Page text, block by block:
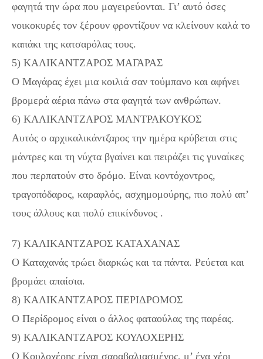
φαγητά την ώρα που μαγειρεύονται. Γι’ αυτό όσες
νοικοκυρές τον ξέρουν φροντίζουν να κλείνουν καλά το
καπάκι της κατσαρόλας τους.
5) ΚΑΛΙΚΑΝΤΖΑΡΟΣ ΜΑΓΑΡΑΣ
Ο Μαγάρας έχει μια κοιλιά σαν τούμπανο και αφήνει
βρομερά αέρια πάνω στα φαγητά των ανθρώπων.
6) ΚΑΛΙΚΑΝΤΖΑΡΟΣ ΜΑΝΤΡΑΚΟΥΚΟΣ
Αυτός ο αρχικαλικάντζαρος την ημέρα κρύβεται στις
μάντρες και τη νύχτα βγαίνει και πειράζει τις γυναίκες
που περπατούν στο δρόμο. Είναι κοντόχοντρος,
τραγοπόδαρος, καραφλός, ασχημομούρης, πιο πολύ απ’
τους άλλους και πολύ επικίνδυνος .
7) ΚΑΛΙΚΑΝΤΖΑΡΟΣ ΚΑΤΑΧΑΝΑΣ
Ο Καταχανάς τρώει διαρκώς και τα πάντα. Ρεύεται και
βρομάει απαίσια.
8) ΚΑΛΙΚΑΝΤΖΑΡΟΣ ΠΕΡΙΔΡΟΜΟΣ
Ο Περίδρομος είναι ο άλλος φαταούλας της παρέας.
9) ΚΑΛΙΚΑΝΤΖΑΡΟΣ ΚΟΥΛΟΧΕΡΗΣ
Ο Κουλοχέρης είναι σαραβαλιασμένος, μ’ ένα χέρι